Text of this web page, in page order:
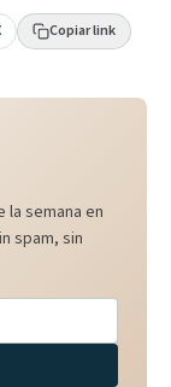
Copiar link
semana en
spam, sin